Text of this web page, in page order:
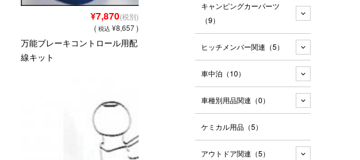
¥7,870(税別)
( 税込 ¥8,657 )
万能ブレーキコントロール用配
線キット
キャンピングカーパーツ
（9）
ヒッチメンバー関連 （5）
車中泊 （10）
車種別用品関連 （0）
ケミカル用品 （5）
アウトドア関連 （5）